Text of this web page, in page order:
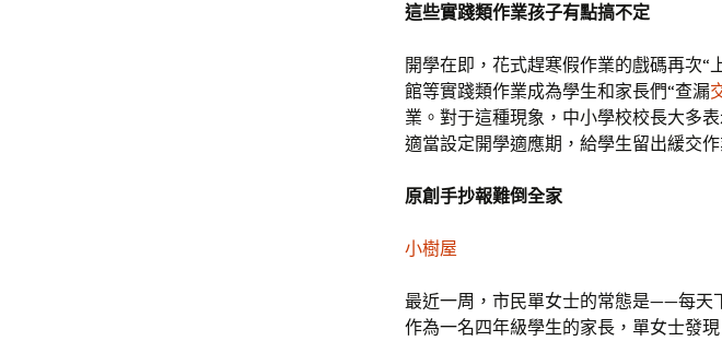
這些實踐類作業孩子有點搞不定
開學在即，花式趕寒假作業的戲碼再次
館等實踐類作業成為學生和家長們“查漏
業。對于這種現象，中小學校校長大多
適當設定開學適應期，給學生留出緩交作
原創手抄報難倒全家
小樹屋
最近一周，市民單女士的常態是——每天
作為一名四年級學生的家長，單女士發